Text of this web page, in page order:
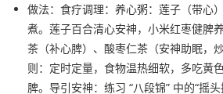
做法：食疗调理：养心粥：莲子（带心
煮。莲子百合清心安神，小米红枣健脾
茶（补心脾）、酸枣仁茶（安神助眠，
则：定时定量，食物温热细软，多吃黄
脾。导引安神：练习 “八段锦” 中的“摇